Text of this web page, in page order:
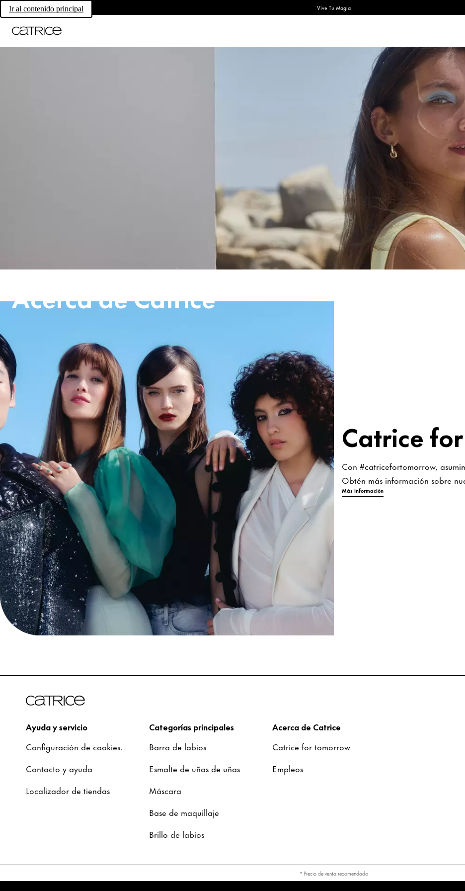
Ir al contenido principal Vive Tu Magia
Acerca de Catrice
Catrice
Con #catricefortomorrow,
Obtén más información sobre
Más información
Ayuda y servicio
Configuración de cookies.
Contacto y ayuda
Localizador de tiendas
Categorías principales
Barra de labios
Esmalte de uñas de uñas
Máscara
Base de maquillaje
Brillo de labios
Acerca de Catrice
Catrice for tomorrow
Empleos
* Precio de venta recomendado